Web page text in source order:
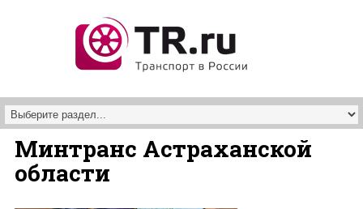
Минтранс Астраханской
области